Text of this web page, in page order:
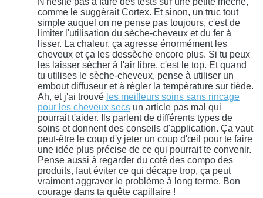
comme le suggérait Cortex. Et sinon, un truc tout
simple auquel on ne pense pas toujours, c'est de
limiter l'utilisation du sèche-cheveux et du fer à
lisser. La chaleur, ça agresse énormément les
cheveux et ça les dessèche encore plus. Si tu peux
les laisser sécher à l'air libre, c'est le top. Et quand
tu utilises le sèche-cheveux, pense à utiliser un
embout diffuseur et à régler la température sur tiède.
Ah, et j'ai trouvé les meilleurs soins sans rincage
pour les cheveux secs un article pas mal qui
pourrait t'aider. Ils parlent de différents types de
soins et donnent des conseils d'application. Ça vaut
peut-être le coup d'y jeter un coup d'œil pour te faire
une idée plus précise de ce qui pourrait te convenir.
Pense aussi à regarder du coté des compo des
produits, faut éviter ce qui décape trop, ça peut
vraiment aggraver le problème à long terme. Bon
courage dans ta quête capillaire !